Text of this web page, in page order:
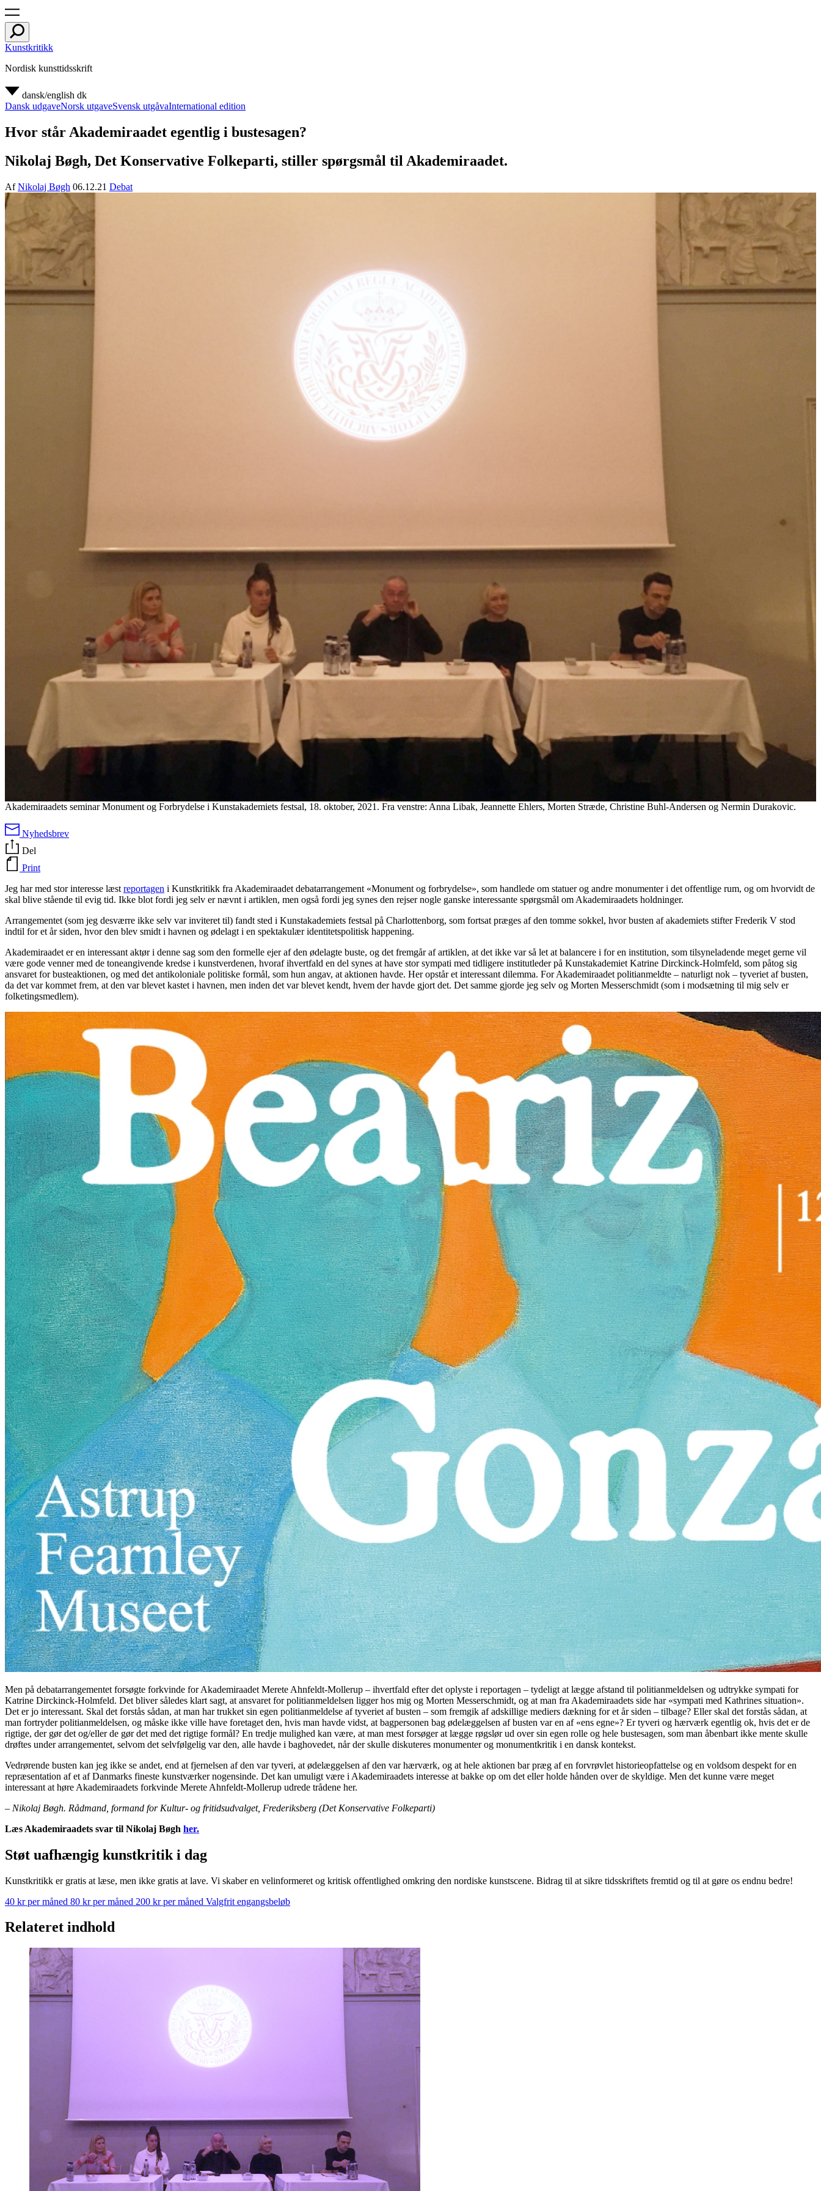
Kunstkritikk
Nordisk kunsttidsskrift
dansk/english dk
Dansk udgaveNorsk utgaveSvensk utgåvaInternational edition
Hvor står Akademiraadet egentlig i bustesagen?
Nikolaj Bøgh, Det Konservative Folkeparti, stiller spørgsmål til Akademiraadet.
AfNikolaj Bøgh 06.12.21 Debat
Akademiraadets seminar Monument og Forbrydelse i Kunstakademiets festsal, 18. oktober, 2021. Fra venstre: Anna Libak, Jeannette Ehlers, Morten Stræde, Christine Buhl-Andersen og Nermin Durakovic.
Nyhedsbrev
Del
Print
Jeg har med stor interesse læst reportagen i Kunstkritikk fra Akademiraadet debatarrangement «Monument og forbrydelse», som handlede om statuer og andre monumenter i det offentlige rum, og om hvorvidt de
skal blive stående til evig tid. Ikke blot fordi jeg selv er nævnt i artiklen, men også fordi jeg synes den rejser nogle ganske interessante spørgsmål om Akademiraadets holdninger.
Arrangementet (som jeg desværre ikke selv var inviteret til) fandt sted i Kunstakademiets festsal på Charlottenborg, som fortsat præges af den tomme sokkel, hvor busten af akademiets stifter Frederik V stod
indtil for et år siden, hvor den blev smidt i havnen og ødelagt i en spektakulær identitetspolitisk happening.
Akademiraadet er en interessant aktør i denne sag som den formelle ejer af den ødelagte buste, og det fremgår af artiklen, at det ikke var så let at balancere i for en institution, som tilsyneladende meget gerne vil
være gode venner med de toneangivende kredse i kunstverdenen, hvoraf ihvertfald en del synes at have stor sympati med tidligere institutleder på Kunstakademiet Katrine Dirckinck-Holmfeld, som påtog sig
ansvaret for busteaktionen, og med det antikoloniale politiske formål, som hun angav, at aktionen havde. Her opstår et interessant dilemma. For Akademiraadet politianmeldte – naturligt nok – tyveriet af busten,
da det var kommet frem, at den var blevet kastet i havnen, men inden det var blevet kendt, hvem der havde gjort det. Det samme gjorde jeg selv og Morten Messerschmidt (som i modsætning til mig selv er
folketingsmedlem).
Men på debatarrangementet forsøgte forkvinde for Akademiraadet Merete Ahnfeldt-Mollerup – ihvertfald efter det oplyste i reportagen – tydeligt at lægge afstand til politianmeldelsen og udtrykke sympati for
Katrine Dirckinck-Holmfeld. Det bliver således klart sagt, at ansvaret for politianmeldelsen ligger hos mig og Morten Messerschmidt, og at man fra Akademiraadets side har «sympati med Kathrines situation».
Det er jo interessant. Skal det forstås sådan, at man har trukket sin egen politianmeldelse af tyveriet af busten – som fremgik af adskillige mediers dækning for et år siden – tilbage? Eller skal det forstås sådan, at
man fortryder politianmeldelsen, og måske ikke ville have foretaget den, hvis man havde vidst, at bagpersonen bag ødelæggelsen af busten var en af «ens egne»? Er tyveri og hærværk egentlig ok, hvis det er de
rigtige, der gør det og/eller de gør det med det rigtige formål? En tredje mulighed kan være, at man mest forsøger at lægge røgslør ud over sin egen rolle og hele bustesagen, som man åbenbart ikke mente skulle
drøftes under arrangementet, selvom det selvfølgelig var den, alle havde i baghovedet, når der skulle diskuteres monumenter og monumentkritik i en dansk kontekst.
Vedrørende busten kan jeg ikke se andet, end at fjernelsen af den var tyveri, at ødelæggelsen af den var hærværk, og at hele aktionen bar præg af en forvrøvlet historieopfattelse og en voldsom despekt for en
repræsentation af et af Danmarks fineste kunstværker nogensinde. Det kan umuligt være i Akademiraadets interesse at bakke op om det eller holde hånden over de skyldige. Men det kunne være meget
interessant at høre Akademiraadets forkvinde Merete Ahnfeldt-Mollerup udrede trådene her.
– Nikolaj Bøgh. Rådmand, formand for Kultur- og fritidsudvalget, Frederiksberg (Det Konservative Folkeparti)
Læs Akademiraadets svar til Nikolaj Bøgh her.
Støt uafhængig kunstkritik i dag
Kunstkritikk er gratis at læse, men ikke gratis at lave. Vi skaber en velinformeret og kritisk offentlighed omkring den nordiske kunstscene. Bidrag til at sikre tidsskriftets fremtid og til at gøre os endnu bedre!
40 kr per måned 80 kr per måned 200 kr per måned Valgfrit engangsbeløb
Relateret indhold